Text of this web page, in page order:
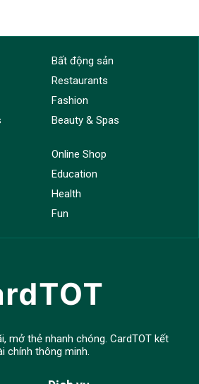
Bất động sản
Restaurants
Fashion
Beauty & Spas
Online Shop
Education
Health
Fun
mở thẻ nhanh chóng. CardTOT kết
chính thông minh.